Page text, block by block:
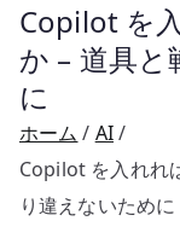
Copilot を
か – 道具
に
ホーム
AI
Copilot を入れれ
り違えないために